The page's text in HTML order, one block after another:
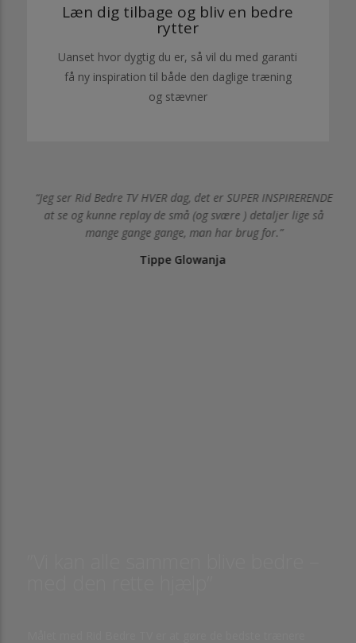
Læn dig tilbage og bliv en bedre
rytter
Uanset hvor dygtig du er, så vil du med garanti
få ny inspiration til både den daglige træning
og stævner
Jeg ser Rid Bedre TV HVER dag, det er SUPER INSPIRERENDE
at se og kunne replay de små (og svære ) detaljer lige så
mange gange gange, man har brug for.
Tippe Glowanja